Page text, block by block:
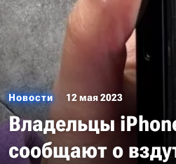
Новости 12 мая 2023
Владельцы
сообщают о